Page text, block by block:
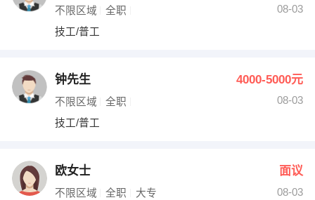
不限区域 全职
08-03
技工/普工
钟先生 4000-5000元
不限区域 全职
08-03
技工/普工
欧女士 面议
不限区域 全职 大专
08-03